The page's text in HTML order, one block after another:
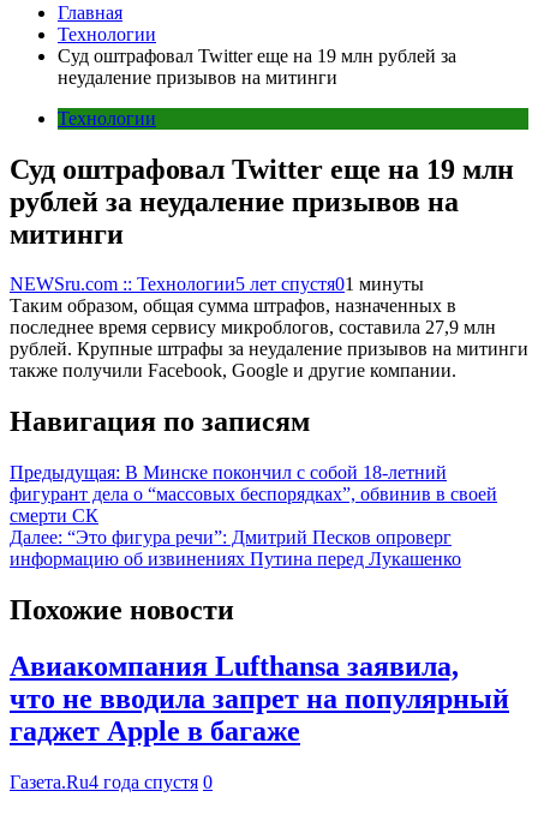
Главная
Технологии
Суд оштрафовал Twitter еще на 19 млн рублей за
неудаление призывов на митинги
Технологии
Суд оштрафовал Twitter еще на 19 млн
рублей за неудаление призывов на
митинги
NEWSru.com :: Технологии5 лет спустя01 минуты
Таким образом, общая сумма штрафов, назначенных в
последнее время сервису микроблогов, составила 27,9 млн
рублей. Крупные штрафы за неудаление призывов на митинги
также получили Facebook, Google и другие компании.
Навигация по записям
Предыдущая: В Минске покончил с собой 18-летний
фигурант дела о “массовых беспорядках”, обвинив в своей
смерти СК
Далее: “Это фигура речи”: Дмитрий Песков опроверг
информацию об извинениях Путина перед Лукашенко
Похожие новости
Авиакомпания Lufthansa заявила,
что не вводила запрет на популярный
гаджет Apple в багаже
Газета.Ru4 года спустя 0